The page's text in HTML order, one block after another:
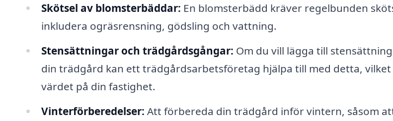
Skötsel av blomsterbäddar: En blomsterbädd kräver regelbunden
inkludera ogräsrensning, gödsling och vattning.
Stensättningar och trädgårdsgångar: Om du vill lägga till
din trädgård kan ett trädgårdsarbetsföretag hjälpa till med detta, vilket
värdet på din fastighet.
Vinterförberedelser: Att förbereda din trädgård inför vintern, såsom